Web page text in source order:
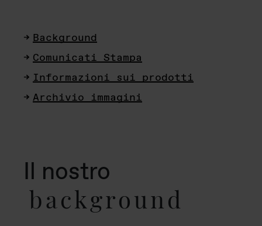
Background
Comunicati Stampa
Informazioni sui prodotti
Archivio immagini
Il nostro
background